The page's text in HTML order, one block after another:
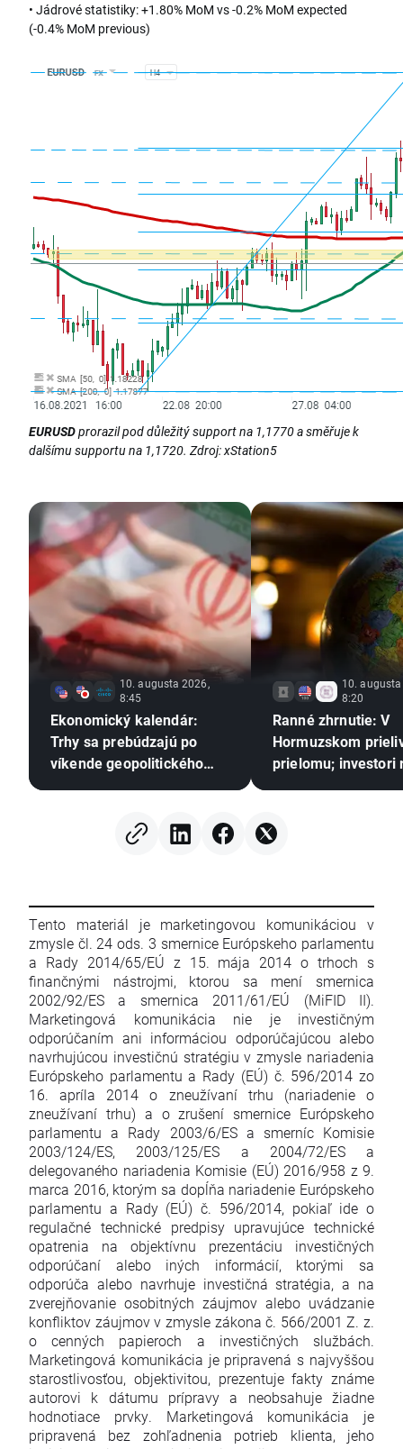
• Jádrové statistiky: +1.80% MoM vs -0.2% MoM expected
(-0.4% MoM previous)
EURUSDprorazil pod důležitý support na 1,1770 a směřuje k
dalšímu supportu na 1,1720. Zdroj: xStation5
10. augusta 2026,
8:45
Ekonomický kalendár:
Trhy sa prebúdzajú po
víkende geopolitického
10.
8:20
Ranné zhrnutie: V
Hormuzskom
prielomu; investori
Tento materiál je marketingovou komunikáciou v
zmysle čl. 24 ods. 3 smernice Európskeho parlamentu
a Rady 2014/65/EÚ z 15. mája 2014 o trhoch s
finančnými nástrojmi, ktorou sa mení smernica
2002/92/ES a smernica 2011/61/EÚ (MiFID II).
Marketingová komunikácia nie je investičným
odporúčaním ani informáciou odporúčajúcou alebo
navrhujúcou investičnú stratégiu v zmysle nariadenia
Európskeho parlamentu a Rady (EÚ) č. 596/2014 zo
16. apríla 2014 o zneužívaní trhu (nariadenie o
zneužívaní trhu) a o zrušení smernice Európskeho
parlamentu a Rady 2003/6/ES a smerníc Komisie
2003/124/ES, 2003/125/ES a 2004/72/ES a
delegovaného nariadenia Komisie (EÚ) 2016/958 z 9.
marca 2016, ktorým sa dopĺňa nariadenie Európskeho
parlamentu a Rady (EÚ) č. 596/2014, pokiaľ ide o
regulačné technické predpisy upravujúce technické
opatrenia na objektívnu prezentáciu investičných
odporúčaní alebo iných informácií, ktorými sa
odporúča alebo navrhuje investičná stratégia, a na
zverejňovanie osobitných záujmov alebo uvádzanie
konfliktov záujmov v zmysle zákona č. 566/2001 Z. z.
o cenných papieroch a investičných službách.
Marketingová komunikácia je pripravená s najvyššou
starostlivosťou, objektivitou, prezentuje fakty známe
autorovi k dátumu prípravy a neobsahuje žiadne
hodnotiace prvky. Marketingová komunikácia je
pripravená bez zohľadnenia potrieb klienta, jeho